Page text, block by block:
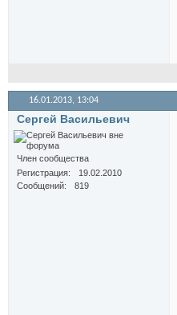
16.01.2013, 13:04
Сергей Васильевич
Член сообщества
Регистрация
19.02.2010
Сообщений
819